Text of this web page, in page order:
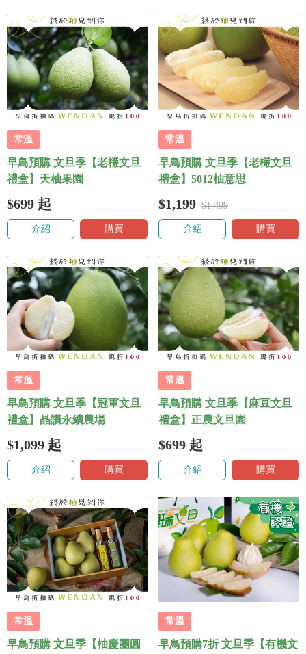
常溫
早鳥預購 文旦季【老欉文旦
禮盒】天柚果園
$699 起
介紹 購買
常溫
早鳥預購 文旦季【老欉文旦
禮盒】5012柚意思
$1,199 $1,499
介紹 購買
常溫
早鳥預購 文旦季【冠軍文旦
禮盒】晶讚永續農場
$1,099 起
介紹 購買
常溫
早鳥預購 文旦季【麻豆文旦
禮盒】正農文旦園
$699 起
介紹 購買
常溫
早鳥預購 文旦季【柚慶團圓
常溫
早鳥預購7折 文旦季【有機文